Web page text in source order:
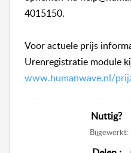
4015150.
Voor actuele prijs
Urenregistratie module
www.humanwave.nl/
Nuttig?
Bijgewerkt: